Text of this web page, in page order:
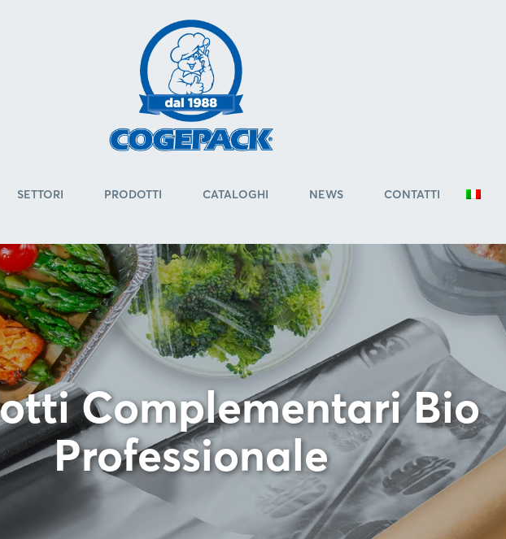
SETTORI PRODOTTI CATALOGHI NEWS CONTATTI
Complementari Bio
Professionale